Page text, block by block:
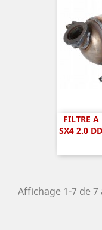
FILTRE
SX4 2.0
Affichage 1-7 de